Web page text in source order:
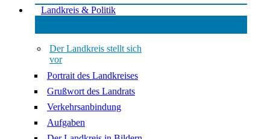
Landkreis & Politik
Der Landkreis stellt sich
vor
Portrait des Landkreises
Grußwort des Landrats
Verkehrsanbindung
Aufgaben